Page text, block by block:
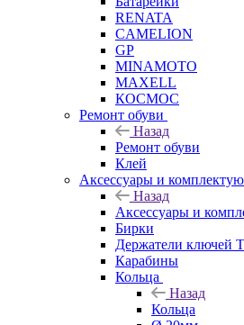
RENATA
CAMELION
GP
MINAMOTO
MAXELL
КОСМОС
Ремонт обуви
Назад
Ремонт обуви
Клей
Аксессуары и
Назад
Аксессуары и
Бирки
Держатели ключей
Карабины
Кольца
Назад
Кольца